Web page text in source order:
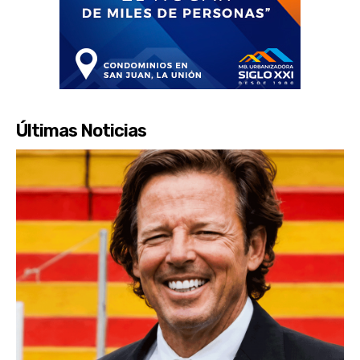
Últimas Noticias